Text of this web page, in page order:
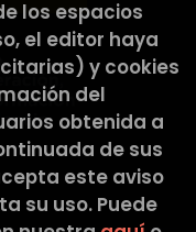
los espacios
el editor haya
y cookies
del
obtenida a
de sus
este aviso
su uso. Puede